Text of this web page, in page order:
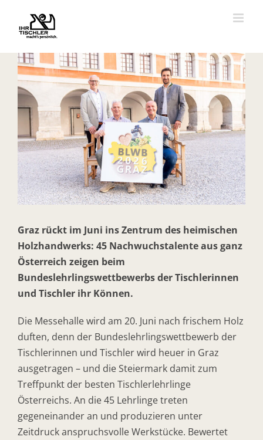
springen
Zeige
grösseres
Bild
Graz rückt im Juni ins Zentrum des heimischen
Holzhandwerks: 45 Nachwuchstalente aus ganz
Österreich zeigen beim
Bundeslehrlingswettbewerbs der Tischlerinnen
und Tischler ihr Können.
Die Messehalle wird am 20. Juni nach frischem Holz
duften, denn der Bundeslehrlingswettbewerb der
Tischlerinnen und Tischler wird heuer in Graz
ausgetragen – und die Steiermark damit zum
Treffpunkt der besten Tischlerlehrlinge
Österreichs. An die 45 Lehrlinge treten
gegeneinander an und produzieren unter
Zeitdruck anspruchsvolle Werkstücke. Bewertet